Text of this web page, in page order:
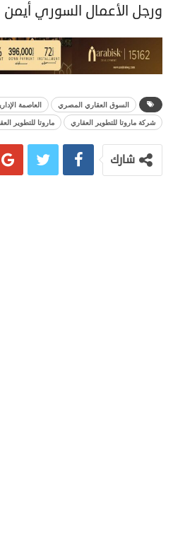
ورجل الأعمال السوري أيمن
السوق العقاري المصري العاصمة
شركة ماروتا للتطوير العقاري
ماروتا للتطوير
شارك